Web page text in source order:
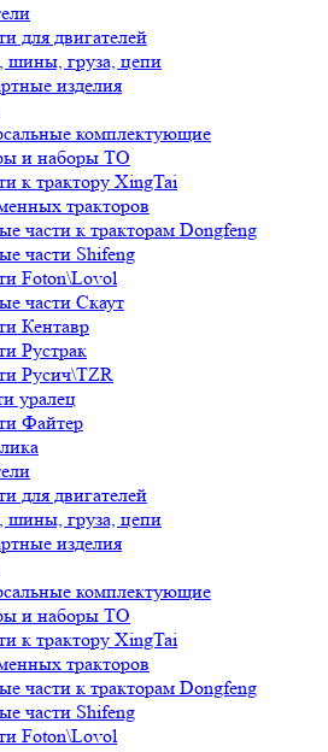
для двигателей
шины, груза, цепи
изделия
комплектующие
и наборы ТО
к трактору XingTai
тракторов
части к тракторам Dongfeng
части Shifeng
Foton\Lovol
части Скаут
Кентавр
Рустрак
Русич\TZR
уралец
Файтер
для двигателей
шины, груза, цепи
изделия
комплектующие
и наборы ТО
к трактору XingTai
тракторов
части к тракторам Dongfeng
части Shifeng
Foton\Lovol